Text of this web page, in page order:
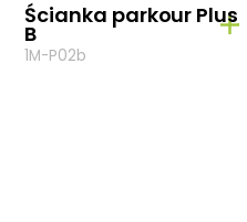
Ścianka parkour Plus
B
1M-P02b